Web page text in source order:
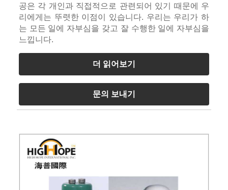
공은 각 개인과 직접적으로 관련되어 있기 때문에 우
리에게는 뚜렷한 이점이 있습니다. 우리는 우리가 하
는 모든 일에 자부심을 갖고 잘 수행한 일에 자부심을
느낍니다.
더 읽어보기
문의 보내기